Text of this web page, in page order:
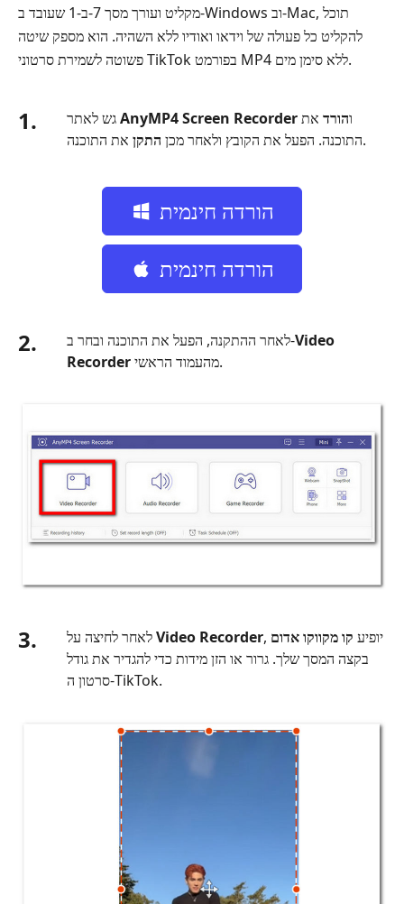
מקליט ועורך מסך 7‑ב‑1 שעובד ב‑Windows וב‑Mac, תוכל
להקליט כל פעולה של וידאו ואודיו ללא השהיה. הוא מספק שיטה
פשוטה לשמירת סרטוני TikTok בפורמט MP4 ללא סימן מים.
1. AnyMP4 Screen Recorder והורד את
התוכנה. הפעל את הקובץ ולאחר מכן התקן את התוכנה.
הורדה חינמית
הורדה חינמית
2. לאחר ההתקנה, הפעל את התוכנה ובחר ב‑Video
Recorder
מהעמוד הראשי.
3. Video Recorder , יופיע קו מקווקו אדום
בקצה המסך שלך. גרור או הזן מידות כדי להגדיר את גודל
סרטון ה‑TikTok.